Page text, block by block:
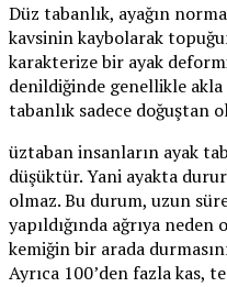
Düz tabanlık, ayağın
kavsinin kaybolarak
karakterize bir ayak
denildiğinde genellikle akla
tabanlık sadece doğuştan
üztaban insanların ayak
düşüktür. Yani ayakta
olmaz. Bu durum, uzun
yapıldığında ağrıya
kemiğin bir arada
Ayrıca 100’den fazla kas,